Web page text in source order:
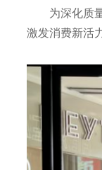
为深化质
激发消费新活